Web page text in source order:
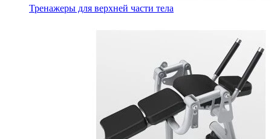
Тренажеры для верхней части тела